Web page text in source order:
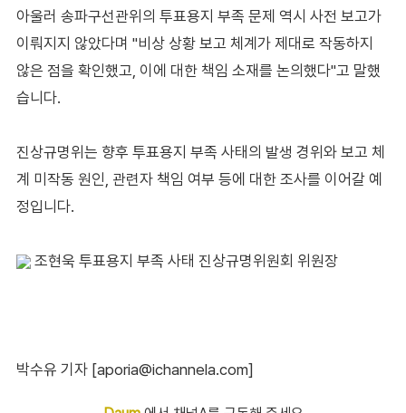
아울러 송파구선관위의 투표용지 부족 문제 역시 사전 보고가
이뤄지지 않았다며 "비상 상황 보고 체계가 제대로 작동하지
않은 점을 확인했고, 이에 대한 책임 소재를 논의했다"고 말했
습니다.
진상규명위는 향후 투표용지 부족 사태의 발생 경위와 보고 체
계 미작동 원인, 관련자 책임 여부 등에 대한 조사를 이어갈 예
정입니다.
조현욱 투표용지 부족 사태 진상규명위원회 위원장
박수유 기자 [aporia@ichannela.com]